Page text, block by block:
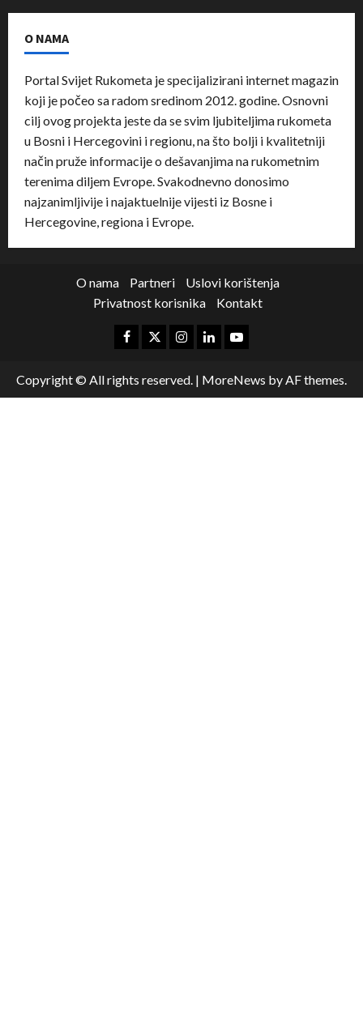
O NAMA
Portal Svijet Rukometa je specijalizirani internet magazin
koji je počeo sa radom sredinom 2012. godine. Osnovni
cilj ovog projekta jeste da se svim ljubiteljima rukometa
u Bosni i Hercegovini i regionu, na što bolji i kvalitetniji
način pruže informacije o dešavanjima na rukometnim
terenima diljem Evrope. Svakodnevno donosimo
najzanimljivije i najaktuelnije vijesti iz Bosne i
Hercegovine, regiona i Evrope.
O nama Partneri
Uslovi korištenja
Privatnost korisnika
Kontakt
Copyright © All rights reserved. | MoreNews by AF themes.